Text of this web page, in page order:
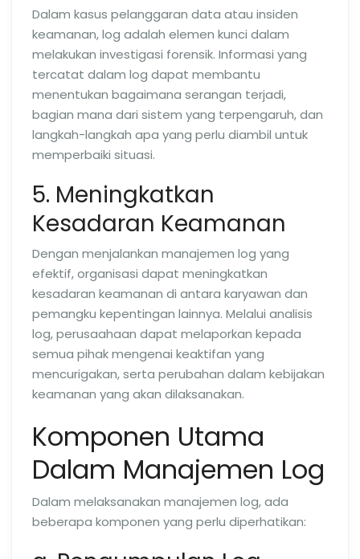
Dalam kasus pelanggaran data atau insiden
keamanan, log adalah elemen kunci dalam
melakukan investigasi forensik. Informasi yang
tercatat dalam log dapat membantu
menentukan bagaimana serangan terjadi,
bagian mana dari sistem yang terpengaruh, dan
langkah-langkah apa yang perlu diambil untuk
memperbaiki situasi.
5. Meningkatkan
Kesadaran Keamanan
Dengan menjalankan manajemen log yang
efektif, organisasi dapat meningkatkan
kesadaran keamanan di antara karyawan dan
pemangku kepentingan lainnya. Melalui analisis
log, perusaahaan dapat melaporkan kepada
semua pihak mengenai keaktifan yang
mencurigakan, serta perubahan dalam kebijakan
keamanan yang akan dilaksanakan.
Komponen Utama
Dalam Manajemen Log
Dalam melaksanakan manajemen log, ada
beberapa komponen yang perlu diperhatikan: